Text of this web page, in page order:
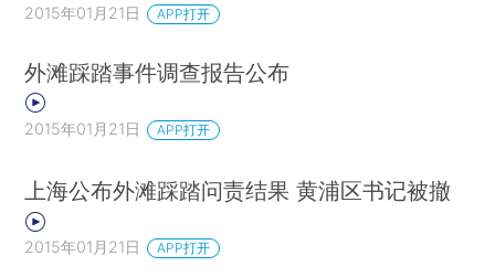
2015年01月21日 APP打开
外滩踩踏事件调查报告公布
2015年01月21日 APP打开
上海公布外滩踩踏问责结果 黄浦区书记被撤
2015年01月21日 APP打开